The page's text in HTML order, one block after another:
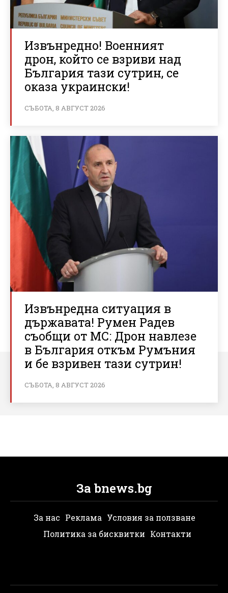
Извънредно! Военният
дрон, който се взриви над
България тази сутрин, се
оказа украински!
СЪБОТА, 8 АВГУСТ 2026
Извънредна ситуация в
държавата! Румен Радев
съобщи от МС: Дрон навлезе
в България откъм Румъния
и бе взривен тази сутрин!
СЪБОТА, 8 АВГУСТ 2026
За bnews.bg
За нас Реклама Условия за ползване
Политика за бисквитки Контакти